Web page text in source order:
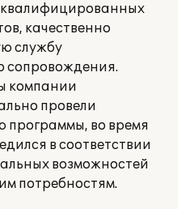
качественно
службу
сопровождения.
компании
провели
программы, во время
в соответствии
возможностей
потребностям.